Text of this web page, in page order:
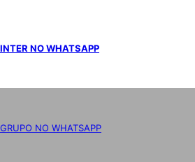
INTER NO WHATSAPP
GRUPO NO WHATSAPP